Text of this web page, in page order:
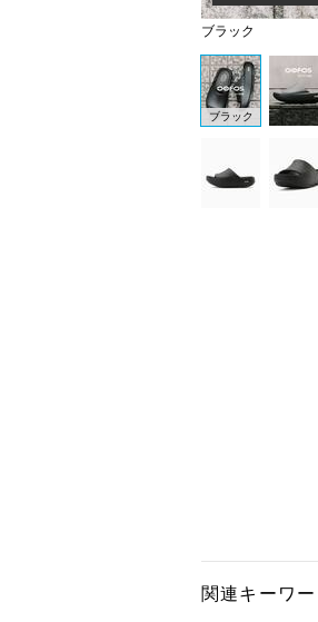
ブラック
ブラック
関連キーワー